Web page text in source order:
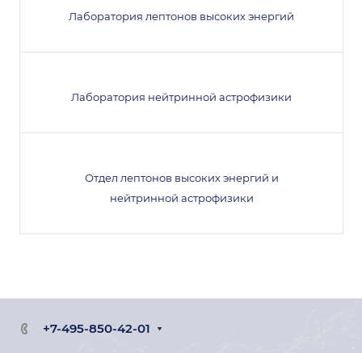
Лаборатория лептонов высоких энергий
Лаборатория нейтринной астрофизики
Отдел лептонов высоких энергий и
нейтринной астрофизики
+7-495-850-42-01